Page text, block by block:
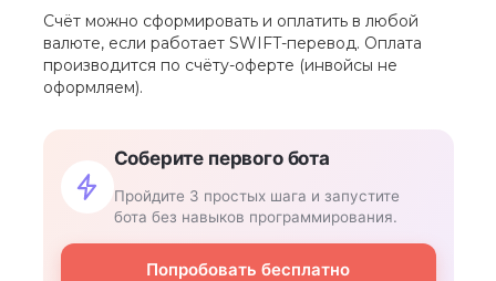
Счёт можно сформировать и оплатить в любой
валюте, если работает SWIFT-перевод. Оплата
производится по счёту-оферте (инвойсы не
оформляем).
Соберите первого бота
Пройдите 3 простых шага и запустите
бота без навыков программирования.
Попробовать бесплатно